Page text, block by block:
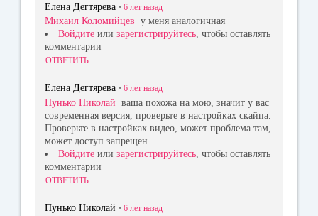
Елена Дегтярева • 6 лет назад
Михаил Коломийцев у меня аналогичная
Войдите или зарегистрируйтесь, чтобы оставлять
комментарии
ОТВЕТИТЬ
Елена Дегтярева • 6 лет назад
Пунько Николай ваша похожа на мою, значит у вас
современная версия, проверьте в настройках скайпа.
Проверьте в настройках видео, может проблема там,
может доступ запрещен.
Войдите или зарегистрируйтесь , чтобы оставлять
комментарии
ОТВЕТИТЬ
Пунько Николай • 6 лет назад